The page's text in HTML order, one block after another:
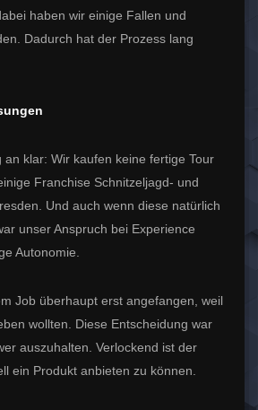
haben wir einige Fallen und
Dadurch hat der Prozess lang
an klar: Wir kaufen keine fertige Tour
Franchise Schnitzeljagd- und
Und auch wenn diese natürlich
unser Anspruch bei Experience
Autonomie.
Job überhaupt erst angefangen, weil
wollten. Diese Entscheidung war
auszuhalten. Verlockend ist der
ein Produkt anbieten zu können.